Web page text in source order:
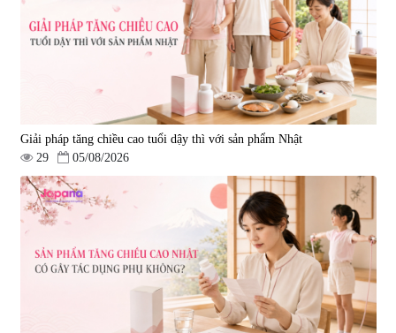
50ml)
789.120
1.200.000 đ
50ml)
| 67.440
950.000 đ
Nước uống Collagen Shinnippai
Top 5.000mg (Hộp 10 chai x
50ml)
| 128.720
693.000 đ
Bột Collagen Green Herb
Kirehada Collagen Powder 100
Green+ (Hộp 30 gói x 5g) - Date
12/2026
|336.320
1.290.000 đ
Giải pháp tăng chiều cao tuổi dậy thì với sản phẩm Nhật
29
05/08/2026